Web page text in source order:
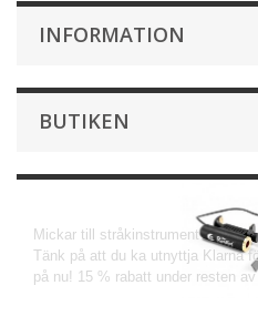
INFORMATION
BUTIKEN
Mickar till stråkinstrument
Tänk på att du ka utnyttja Klarna
på nu! 15 % rabatt under resten av